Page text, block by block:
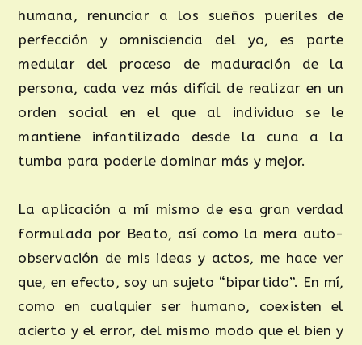
humana, renunciar a los sueños pueriles de
perfección y omnisciencia del yo, es parte
medular del proceso de maduración de la
persona, cada vez más difícil de realizar en un
orden social en el que al individuo se le
mantiene infantilizado desde la cuna a la
tumba para poderle dominar más y mejor.
La aplicación a mí mismo de esa gran verdad
formulada por Beato, así como la mera auto-
observación de mis ideas y actos, me hace ver
que, en efecto, soy un sujeto “bipartido”. En mí,
como en cualquier ser humano, coexisten el
acierto y el error, del mismo modo que el bien y